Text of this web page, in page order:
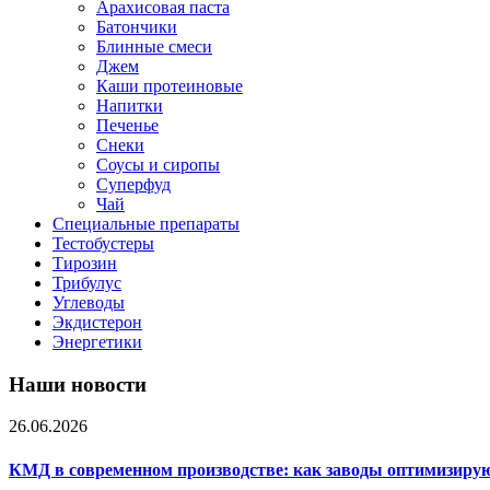
Арахисовая паста
Батончики
Блинные смеси
Джем
Каши протеиновые
Напитки
Печенье
Снеки
Соусы и сиропы
Суперфуд
Чай
Специальные препараты
Тестобустеры
Тирозин
Трибулус
Углеводы
Экдистерон
Энергетики
Наши новости
26.06.2026
КМД в современном производстве: как заводы